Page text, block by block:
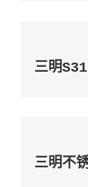
三明
三明不